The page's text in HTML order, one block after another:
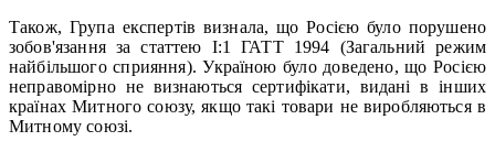
Також, Група експертів визнала, що Росією було порушено
зобов'язання за статтею I:1 ГАТТ 1994 (Загальний режим
найбільшого сприяння). Україною було доведено, що Росією
неправомірно не визнаються сертифікати, видані в інших
країнах Митного союзу, якщо такі товари не виробляються в
Митному союзі.